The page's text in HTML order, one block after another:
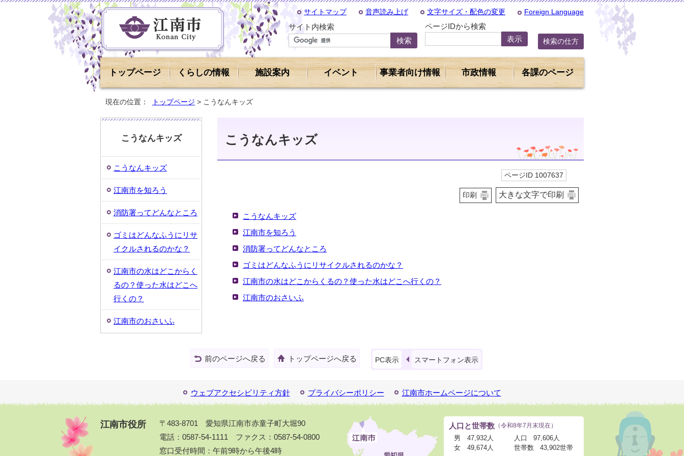
サイトマップ 音声読み上げ 文字サイズ・配色の変更 Foreign Language
サイト内検索 ページIDから検索
検索の仕方
トップページ くらしの情報 施設案内 イベント 事業者向け情報 市政情報 各課のページ
現在の位置： トップページ > こうなんキッズ
こうなんキッズ
ページID 1007637
印刷 大きな文字で印刷
こうなんキッズ
江南市を知ろう
消防署ってどんなところ
ゴミはどんなふうにリサイクルされるのかな？
江南市の水はどこからくるの？使った水はどこへ行くの？
江南市のおさいふ
こうなんキッズ
こうなんキッズ
江南市を知ろう
消防署ってどんなところ
ゴミはどんなふうにリサ
イクルされるのかな？
江南市の水はどこからく
るの？使った水はどこへ
行くの？
江南市のおさいふ
前のページへ戻る トップページへ戻る PC表示 スマートフォン表示
ウェブアクセシビリティ方針 プライバシーポリシー 江南市ホームページについて
江南市役所
〒483-8701 愛知県江南市赤童子町大堀90
電話：0587-54-1111 ファクス：0587-54-0800
窓口受付時間：午前9時から午後4時
人口と世帯数 （令和8年7月末現在）
男
47,932人
女
49,674人
人口
97,606人
世帯数
43,902世帯